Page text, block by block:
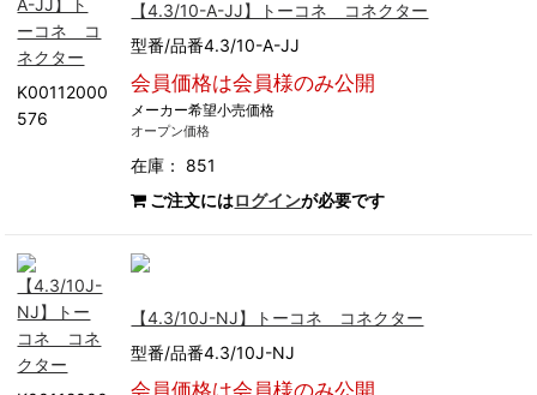
K00112000
576
【4.3/10-A-JJ】トーコネ コネクター
型番/品番4.3/10-A-JJ
会員価格は会員様のみ公開
メーカー希望小売価格
オープン価格
在庫： 851
ご注文にはログインが必要です
【4.3/10J-NJ】トーコネ コネクター
型番/品番4.3/10J-NJ
会員価格は会員様のみ公開